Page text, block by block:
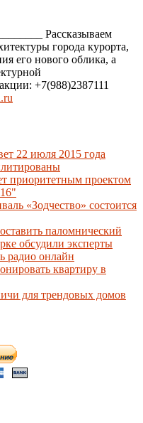
Рассказываем
города курорта,
его нового облика, а
+7(988)2387111
22 июля 2015 года
приоритетным проектом
«Зодчество» состоится
паломнический
обсудили эксперты
радио онлайн
квартиру в
для трендовых домов